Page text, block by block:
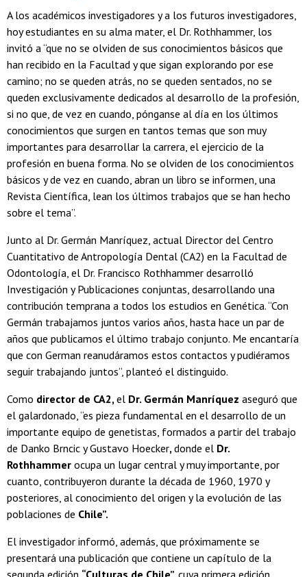
A los académicos investigadores y a los futuros investigadores,
hoy estudiantes en su alma mater, el Dr. Rothhammer, los
invitó a “que no se olviden de sus conocimientos básicos que
han recibido en la Facultad y que sigan explorando por ese
camino; no se queden atrás, no se queden sentados, no se
queden exclusivamente dedicados al desarrollo de la profesión,
si no que, de vez en cuando, pónganse al día en los últimos
conocimientos que surgen en tantos temas que son muy
importantes para desarrollar la carrera, el ejercicio de la
profesión en buena forma. No se olviden de los conocimientos
básicos y de vez en cuando, abran un libro se informen, una
Revista Científica, lean los últimos trabajos que se han hecho
sobre el tema”.
Junto al Dr. Germán Manríquez, actual Director del Centro
Cuantitativo de Antropología Dental (CA2) en la Facultad de
Odontología, el Dr. Francisco Rothhammer desarrolló
Investigación y Publicaciones conjuntas, desarrollando una
contribución temprana a todos los estudios en Genética. “Con
Germán trabajamos juntos varios años, hasta hace un par de
años que publicamos el último trabajo conjunto. Me encantaría
que con German reanudáramos estos contactos y pudiéramos
seguir trabajando juntos”, planteó el distinguido.
Como director de CA2, el Dr. Germán Manríquez aseguró que
el galardonado, “es pieza fundamental en el desarrollo de un
importante equipo de genetistas, formados a partir del trabajo
de Danko Brncic y Gustavo Hoecker, donde el Dr.
Rothhammer ocupa un lugar central y muy importante, por
cuanto, contribuyeron durante la década de 1960, 1970 y
posteriores, al conocimiento del origen y la evolución de las
poblaciones de Chile”.
El investigador informó, además, que próximamente se
presentará una publicación que contiene un capítulo de la
segunda edición “Culturas de Chile”, cuya primera edición